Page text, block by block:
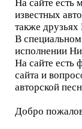
На сайте есть
известных
также друзьях
В
исполнении
На сайте есть
сайта и
авторской
Добро